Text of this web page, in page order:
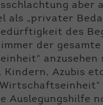
aber
als „privater
des
der
Azubis
Auslegungshilfe